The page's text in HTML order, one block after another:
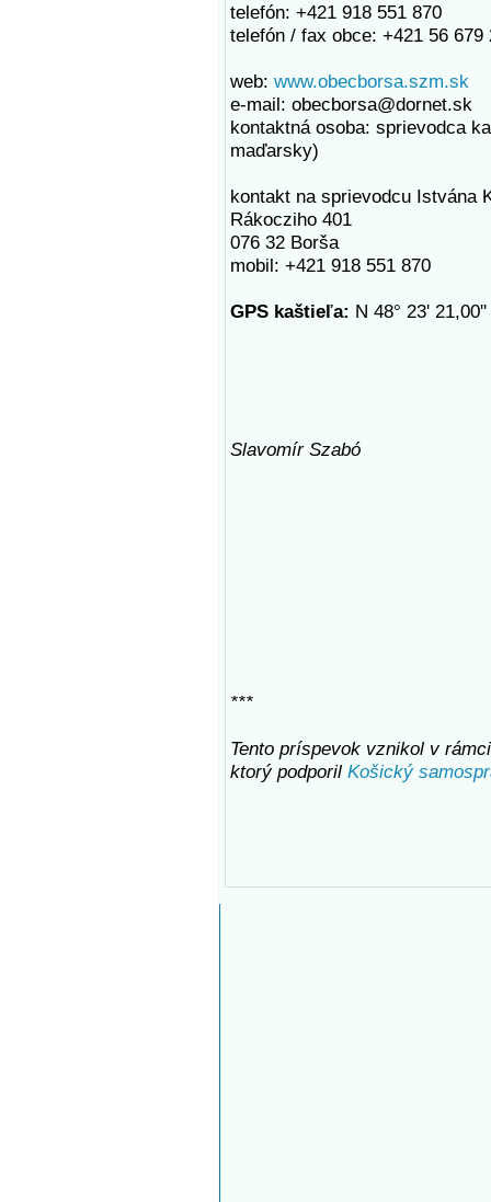
telefón: +421 918 551 870
telefón / fax obce: +421 56 679
web: www.obecborsa.szm.sk
e-mail: obecborsa@dornet.sk
kontaktná osoba: sprievodca
maďarsky)
kontakt na sprievodcu Istvána
Rákocziho 401
076 32 Borša
mobil: +421 918 551 870
GPS kaštieľa: N 48° 23'
Slavomír Szabó
***
Tento príspevok vznikol v
ktorý podporil Košický